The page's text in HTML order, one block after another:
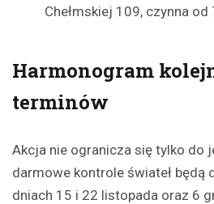
Chełmskiej 109, czynna
Harmonogram
terminów
Akcja nie ogranicza się tylko do
darmowe kontrole świateł będą
dniach 15 i 22 listopada oraz 6